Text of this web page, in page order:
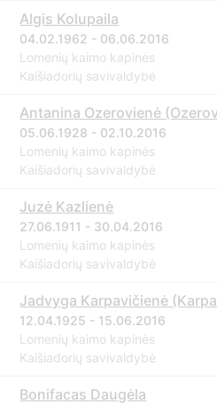
Algis Kolupaila
04.02.1962 - 06.06.2016
Lomenių kaimo kapinės
Kaišiadorių savivaldybė
Antanina Ozerovienė
05.06.1928 - 02.10.2016
Lomenių kaimo kapinės
Kaišiadorių savivaldybė
Juzė Kazlienė
27.06.1911 - 30.04.2016
Lomenių kaimo kapinės
Kaišiadorių savivaldybė
Jadvyga Karpavičienė
12.04.1925 - 15.06.2016
Lomenių kaimo kapinės
Kaišiadorių savivaldybė
Bonifacas Daugėla